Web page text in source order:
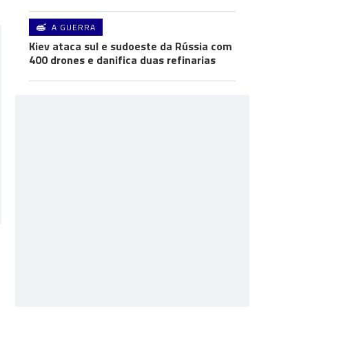
A GUERRA
Kiev ataca sul e sudoeste da Rússia com
400 drones e danifica duas refinarias